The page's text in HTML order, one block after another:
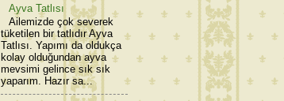
Ayva Tatlısı
Ailemizde çok severek
tüketilen bir tatlıdır Ayva
Tatlısı. Yapımı da oldukça
kolay olduğundan ayva
mevsimi gelince sık sık
yaparım. Hazır sa...